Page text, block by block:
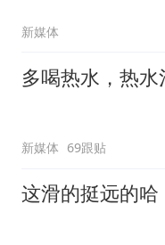
新媒体
多喝热水，热水
新媒体 69跟贴
这滑的挺远的哈